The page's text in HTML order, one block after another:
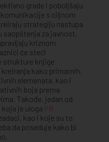
grade i poboljšaju
s ciljnom
strategiju nastupa
za javnost,
kriznom
će steći
strukture knjige
kako primarnih,
elemenata, kao i
boja prema
Takođe, jedan od
je uloga PR
kao i koje su to
da poseduje kako bi